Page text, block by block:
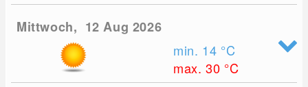
Mittwoch, 12 Aug 2026
min. 14 °C
max. 30 °C